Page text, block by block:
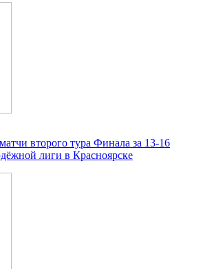
второго тура Финала за 13-16
лиги в Красноярске